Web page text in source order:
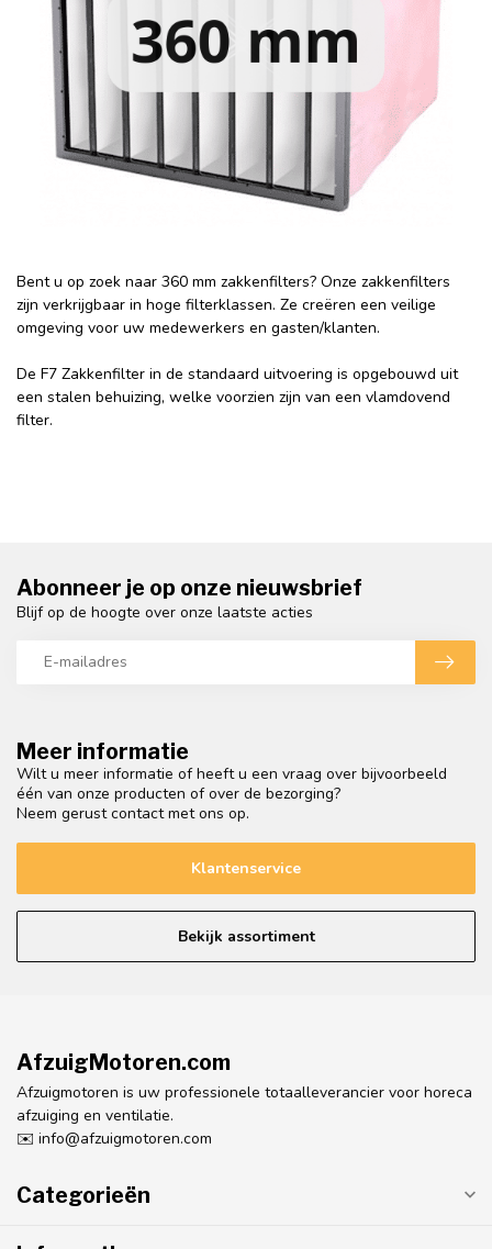
Bent u op zoek naar 360 mm zakkenfilters? Onze zakkenfilters
zijn verkrijgbaar in hoge filterklassen. Ze creëren een veilige
omgeving voor uw medewerkers en gasten/klanten.
De F7 Zakkenfilter in de standaard uitvoering is opgebouwd uit
een stalen behuizing, welke voorzien zijn van een vlamdovend
filter.
Meer informatie
Wilt u meer informatie of heeft u een vraag over bijvoorbeeld
één van onze producten of over de bezorging?
Neem gerust contact met ons op.
Klantenservice
Bekijk assortiment
Abonneer je op onze nieuwsbrief
Blijf op de hoogte over onze laatste acties
AfzuigMotoren.com
Afzuigmotoren is uw professionele totaalleverancier voor horeca
afzuiging en ventilatie.
✉️ info@afzuigmotoren.com
Categorieën